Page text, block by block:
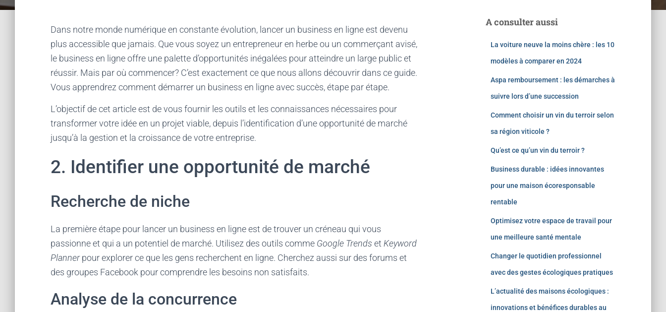
Dans notre monde numérique en constante évolution, lancer un business en ligne est devenu
plus accessible que jamais. Que vous soyez un entrepreneur en herbe ou un commerçant avisé,
le business en ligne offre une palette d’opportunités inégalées pour atteindre un large public et
réussir. Mais par où commencer? C’est exactement ce que nous allons découvrir dans ce guide.
Vous apprendrez comment démarrer un business en ligne avec succès, étape par étape.
L’objectif de cet article est de vous fournir les outils et les connaissances nécessaires pour
transformer votre idée en un projet viable, depuis l’identification d’une opportunité de marché
jusqu’à la gestion et la croissance de votre entreprise.
2. Identifier une opportunité de marché
Recherche de niche
La première étape pour lancer un business en ligne est de trouver un créneau qui vous
passionne et qui a un potentiel de marché. Utilisez des outils comme Google Trends et Keyword
Plannerpour explorer ce que les gens recherchent en ligne. Cherchez aussi sur des forums et
des groupes Facebook pour comprendre les besoins non satisfaits.
Analyse de la concurrence
A consulter aussi
La voiture neuve la moins chère : les 10
modèles à comparer en 2024
Aspa remboursement : les démarches à
suivre lors d’une succession
Comment choisir un vin du terroir selon
sa région viticole ?
Qu’est ce qu’un vin du terroir ?
Business durable : idées innovantes
pour une maison écoresponsable
rentable
Optimisez votre espace de travail pour
une meilleure santé mentale
Changer le quotidien professionnel
avec des gestes écologiques pratiques
L’actualité des maisons écologiques :
innovations et bénéfices durables au